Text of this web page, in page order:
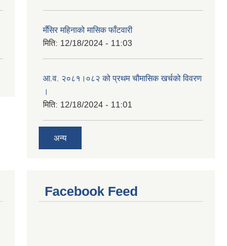
मँसिर महिनाको मासिक फाँटवारी
मिति: 12/18/2024 - 11:03
आ.व. २०८१।०८२ को प्रथम चौमासिक खर्चको विवरण
।
मिति: 12/18/2024 - 11:01
अन्य
Facebook Feed